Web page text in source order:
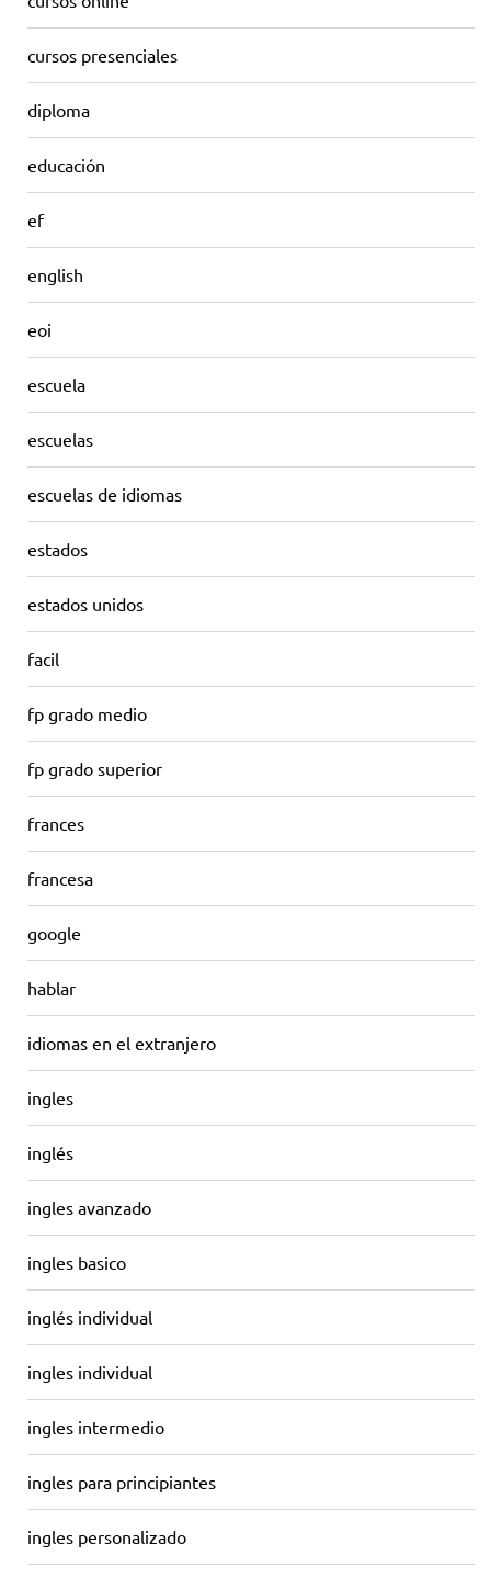
cursos presenciales
diploma
educación
ef
english
eoi
escuela
escuelas
escuelas de idiomas
estados
estados unidos
facil
fp grado medio
fp grado superior
frances
francesa
google
hablar
idiomas en el extranjero
ingles
inglés
ingles avanzado
ingles basico
inglés individual
ingles individual
ingles intermedio
ingles para principiantes
ingles personalizado